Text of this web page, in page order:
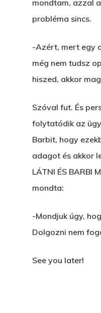
mondtam, azzal
probléma sincs.
-Azért, mert egy
még nem tudsz
hiszed, akkor
Szóval fut. És
folytatódik az
Barbit, hogy
adagot és akkor
LÁTNI ÉS BARBI
mondta:
-Mondjuk úgy,
Dolgozni nem
See you later!